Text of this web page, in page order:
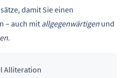
damit Sie einen
– auch mit allgegenwärtigen und
Alliteration